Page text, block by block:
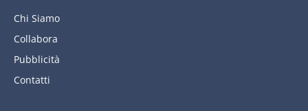
Chi Siamo
Collabora
Pubblicità
Contatti